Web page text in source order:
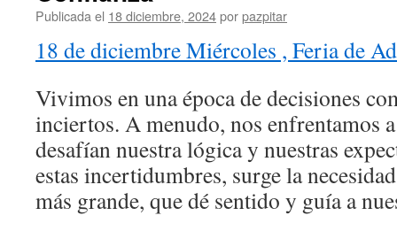
Publicada el 18 diciembre, 2024porpazpitar
18 de diciembre Miércoles , Feria de
Vivimos en una época de decisiones
inciertos. A menudo, nos enfrentamos
desafían nuestra lógica y nuestras
estas incertidumbres, surge la
más grande, que dé sentido y guía a